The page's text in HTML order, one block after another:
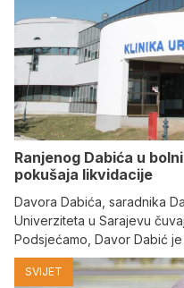
Ranjenog Dabića u
pokušaja likvidacije
Davora Dabića, saradnika
Univerziteta u Sarajevu
Podsjećamo, Davor Dabić
SVIJET